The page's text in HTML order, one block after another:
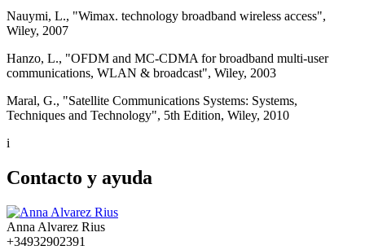
Nauymi, L., "Wimax. technology broadband wireless access",
Wiley, 2007
Hanzo, L., "OFDM and MC-CDMA for broadband multi-user
communications, WLAN & broadcast", Wiley, 2003
Maral, G., "Satellite Communications Systems: Systems,
Techniques and Technology", 5th Edition, Wiley, 2010
i
Contacto y ayuda
Anna Alvarez Rius
+34932902391